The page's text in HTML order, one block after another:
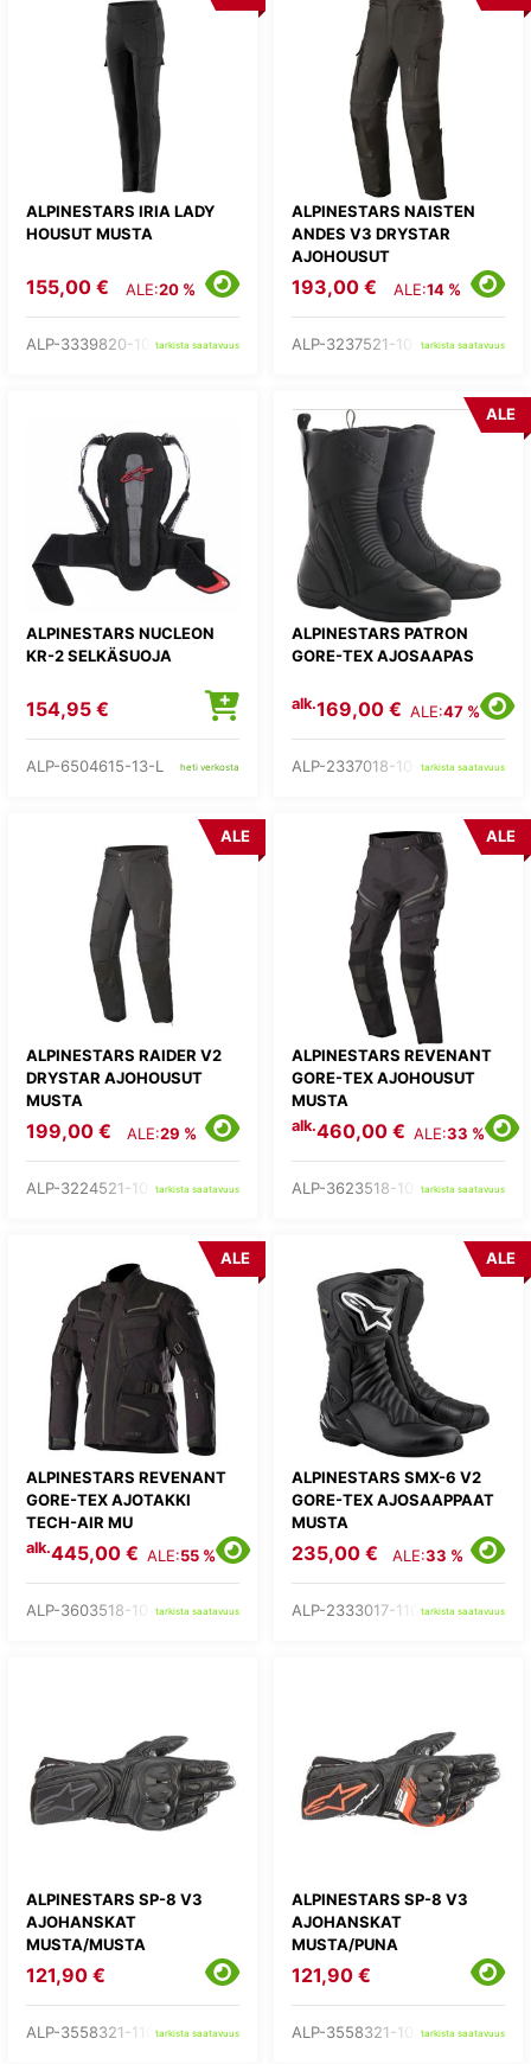
ALPINESTARS IRIA LADY
HOUSUT MUSTA
155,00 € ALE:20 %
ALP-3339820-10-tarkista saatavuus
ALPINESTARS NAISTEN
ANDES V3 DRYSTAR
AJOHOUSUT
193,00 € ALE:14 %
ALP-3237521-10- tarkista saatavuus
ALPINESTARS NUCLEON
KR-2 SELKÄSUOJA
154,95 €
ALP-6504615-13-L heti verkosta
ALPINESTARS PATRON
GORE-TEX AJOSAAPAS
ALE
alk.169,00 € ALE:47 %
ALP-2337018-10- tarkista saatavuus
ALPINESTARS RAIDER V2
DRYSTAR AJOHOUSUT
MUSTA
ALE
199,00 € ALE:29 %
ALP-3224521-10- tarkista saatavuus
ALPINESTARS REVENANT
GORE-TEX AJOHOUSUT
MUSTA
ALE
alk.460,00 € ALE:33 %
ALP-3623518-10- tarkista saatavuus
ALPINESTARS REVENANT
GORE-TEX AJOTAKKI
TECH-AIR MU
ALE
alk.445,00 € ALE:55 %
ALP-3603518-10- tarkista saatavuus
ALPINESTARS SMX-6 V2
GORE-TEX AJOSAAPPAAT
MUSTA
ALE
235,00 € ALE:33 %
ALP-2333017-1100-tarkista saatavuus
ALPINESTARS SP-8 V3
AJOHANSKAT
MUSTA/MUSTA
121,90 €
ALP-3558321-1100-tarkista saatavuus
ALPINESTARS SP-8 V3
AJOHANSKAT
MUSTA/PUNA
121,90 €
ALP-3558321-1030-tarkista saatavuus